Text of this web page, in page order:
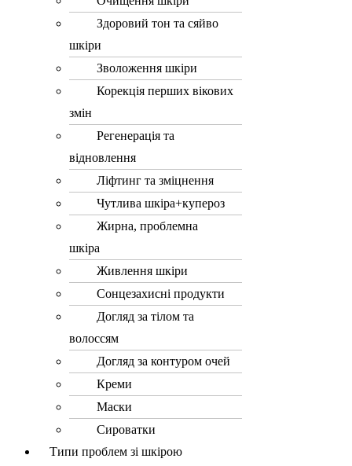
Здоровий тон та сяйво
шкіри
Зволоження шкіри
Корекція перших вікових
змін
Регенерація та
відновлення
Ліфтинг та зміцнення
Чутлива шкіра+купероз
Жирна, проблемна
шкіра
Живлення шкіри
Сонцезахисні продукти
Догляд за тілом та
волоссям
Догляд за контуром очей
Креми
Маски
Сироватки
Типи проблем зі шкірою